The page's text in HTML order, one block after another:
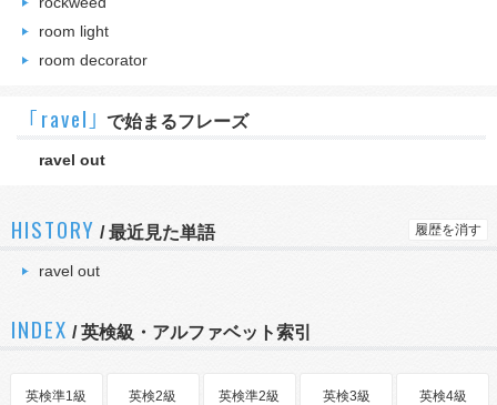
room light
room decorator
｢ravel｣ で始まるフレーズ
ravel out
HISTORY /最近見た単語 履歴を消す
ravel out
INDEX / 英検級・アルファベット索引
英検準1級 英検2級 英検準2級 英検3級 英検4級